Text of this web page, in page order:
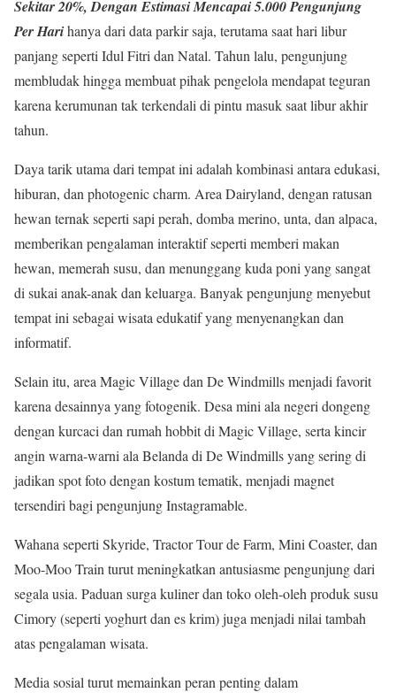
Sekitar 20%, Dengan Estimasi Mencapai 5.000 Pengunjung
Per Harihanya dari data parkir saja, terutama saat hari libur
panjang seperti Idul Fitri dan Natal. Tahun lalu, pengunjung
membludak hingga membuat pihak pengelola mendapat teguran
karena kerumunan tak terkendali di pintu masuk saat libur akhir
tahun.
Daya tarik utama dari tempat ini adalah kombinasi antara edukasi,
hiburan, dan photogenic charm. Area Dairyland, dengan ratusan
hewan ternak seperti sapi perah, domba merino, unta, dan alpaca,
memberikan pengalaman interaktif seperti memberi makan
hewan, memerah susu, dan menunggang kuda poni yang sangat
di sukai anak-anak dan keluarga. Banyak pengunjung menyebut
tempat ini sebagai wisata edukatif yang menyenangkan dan
informatif.
Selain itu, area Magic Village dan De Windmills menjadi favorit
karena desainnya yang fotogenik. Desa mini ala negeri dongeng
dengan kurcaci dan rumah hobbit di Magic Village, serta kincir
angin warna-warni ala Belanda di De Windmills yang sering di
jadikan spot foto dengan kostum tematik, menjadi magnet
tersendiri bagi pengunjung Instagramable.
Wahana seperti Skyride, Tractor Tour de Farm, Mini Coaster, dan
Moo-Moo Train turut meningkatkan antusiasme pengunjung dari
segala usia. Paduan surga kuliner dan toko oleh-oleh produk susu
Cimory (seperti yoghurt dan es krim) juga menjadi nilai tambah
atas pengalaman wisata.
Media sosial turut memainkan peran penting dalam